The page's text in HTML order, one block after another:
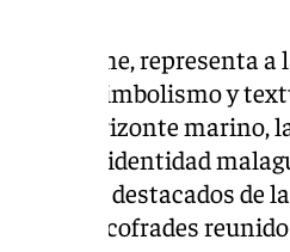
la noche, representa a
lleno de simbolismo y
el horizonte marino,
la fe y la identidad
más destacados de
ilustres y cofrades